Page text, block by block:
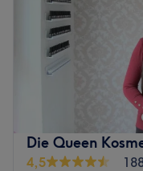
Die Queen
4,5